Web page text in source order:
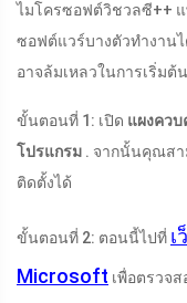
ไมโครซอฟต์วิชวลซี++ แ
ซอฟต์แวร์บางตัวทำงาน
อาจล้มเหลวในการเริ่ม
ขั้นตอนที่ 1: เปิด แผงควบ
โปรแกรม . จากนั้นคุณสา
ติดตั้งได้
ขั้นตอนที่ 2: ตอนนี้ไปที่ เ
Microsoft เพื่อตรวจ